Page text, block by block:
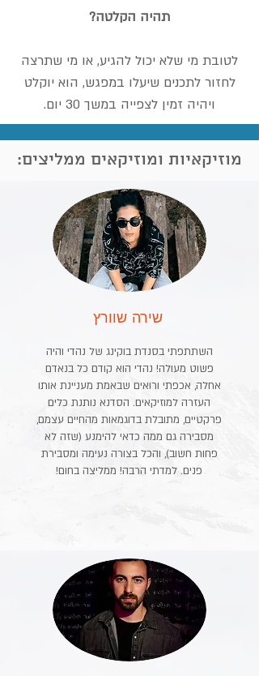
תהיה הקלטה?
לטובת מי שלא יכול להגיע, או מי שתרצה
לחזור לתכנים שיעלו במפגש, הוא יוקלט
ויהיה זמין לצפייה במשך 30 יום.
מוזיקאיות ומוזיקאים ממליצים:
שירה שוורץ
השתתפתי בסנדת בוקינג של נהדי והיה
פשוט מעולה! נהדי הוא קודם כל בנאדם
אחלה, אכפתי ורואים שבאמת מעניינת אותו
העזרה למוזיקאים. הסדנא נותנת כלים
פרקטיים, מתובלת בדוגמאות מהחיים עצמם,
מסבירה גם ממה כדאי להימנע (שזה לא
פחות חשוב), והכל בצורה נעימה ומסבירת
פנים. למדתי הרבה! ממליצה בחום!